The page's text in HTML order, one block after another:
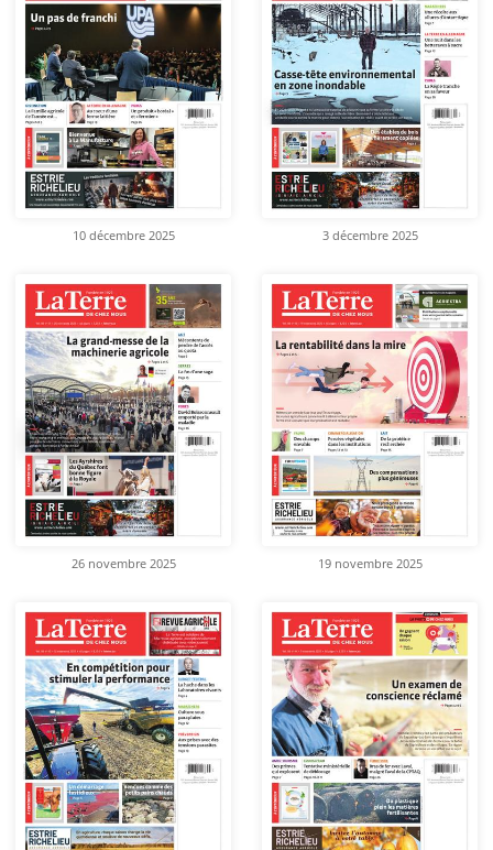
10 décembre 2025 3 décembre 2025
26 novembre 2025 19 novembre 2025